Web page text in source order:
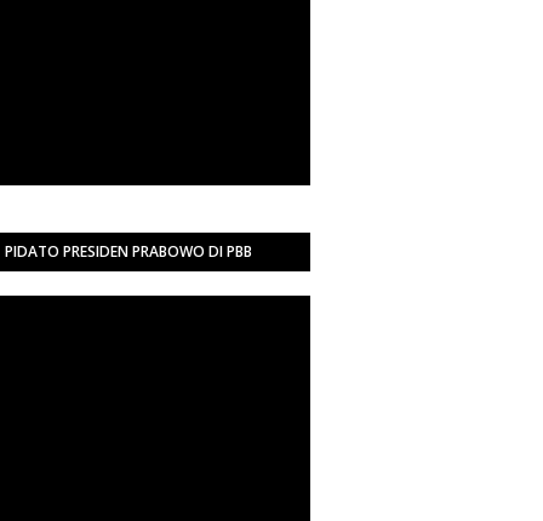
PIDATO PRESIDEN PRABOWO DI PBB